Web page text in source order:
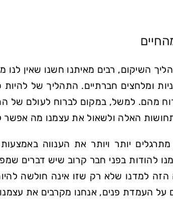
השיקום, רבים מאיתנו חשנו שאין
ומלחצים חברתיים. התהליך של
מהם. למשל, במקום לברוח לעולם של
האלה ולשאול את עצמנו מה אפשר
מתרגלים יותר ויותר את הענווה
להודות בפני חבר קרוב שיש דברים
למדנו שלא רק שזו אינה חולשה
על העמדת פנים, אנחנו מקרבים את עצמנו